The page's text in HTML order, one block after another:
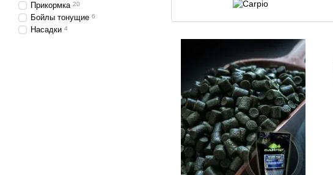
Прикормка 20
Бойлы тонущие 6
Насадки 4